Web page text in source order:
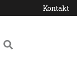
Kontakt